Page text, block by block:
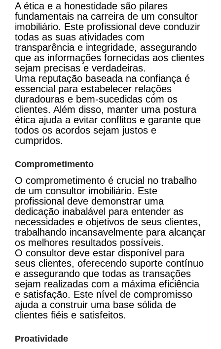
A ética e a honestidade são pilares
fundamentais na carreira de um consultor
imobiliário. Este profissional deve conduzir
todas as suas atividades com
transparência e integridade, assegurando
que as informações fornecidas aos clientes
sejam precisas e verdadeiras.
Uma reputação baseada na confiança é
essencial para estabelecer relações
duradouras e bem-sucedidas com os
clientes. Além disso, manter uma postura
ética ajuda a evitar conflitos e garante que
todos os acordos sejam justos e
cumpridos.
Comprometimento
O comprometimento é crucial no trabalho
de um consultor imobiliário. Este
profissional deve demonstrar uma
dedicação inabalável para entender as
necessidades e objetivos de seus clientes,
trabalhando incansavelmente para alcançar
os melhores resultados possíveis.
O consultor deve estar disponível para
seus clientes, oferecendo suporte contínuo
e assegurando que todas as transações
sejam realizadas com a máxima eficiência
e satisfação. Este nível de compromisso
ajuda a construir uma base sólida de
clientes fiéis e satisfeitos.
Proatividade